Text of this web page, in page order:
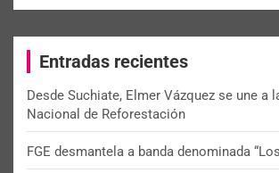
c
Entradas recientes
Desde Suchiate, Elmer Vázquez se une a
Nacional de Reforestación
FGE desmantela a banda denominada